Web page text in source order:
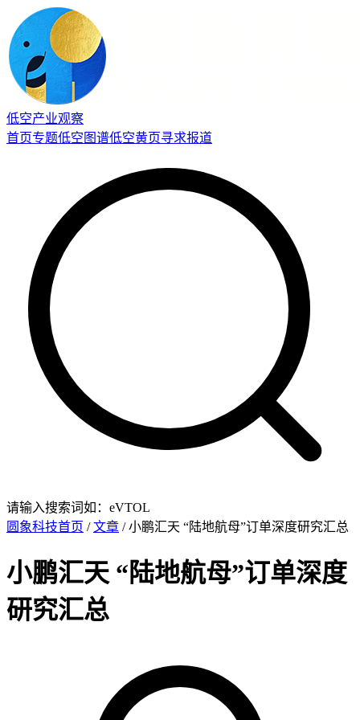
低空产业观察
首页专题低空图谱低空黄页寻求报道
请输入搜索词如：eVTOL
圆象科技首页 /文章 / 小鹏汇天 “陆地航母”订单深度研究汇总
小鹏汇天 “陆地航母”订单深度
研究汇总